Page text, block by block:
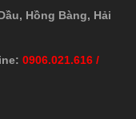
Hồng Bàng, Hải
0906.021.616 /